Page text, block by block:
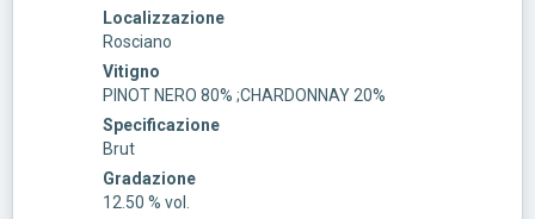
Localizzazione
Rosciano
Vitigno
PINOT NERO 80% ;CHARDONNAY 20%
Specificazione
Brut
Gradazione
12.50 % vol.